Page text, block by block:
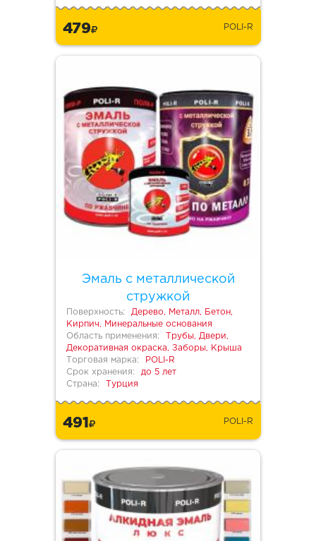
479 POLI-R
Эмаль с металлической
стружкой
Поверхность:
Дерево, Металл, Бетон,
Кирпич, Минеральные основания
Область применения:
Трубы, Двери,
Декоративная окраска, Заборы, Крыша
Торговая марка:
POLI-R
Срок хранения:
до 5 лет
Страна:
Турция
491 POLI-R